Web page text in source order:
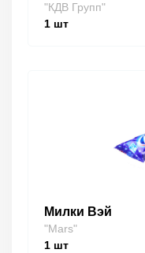
"КДВ Групп"
1 шт
Милки Вэй
"Mars"
1 шт